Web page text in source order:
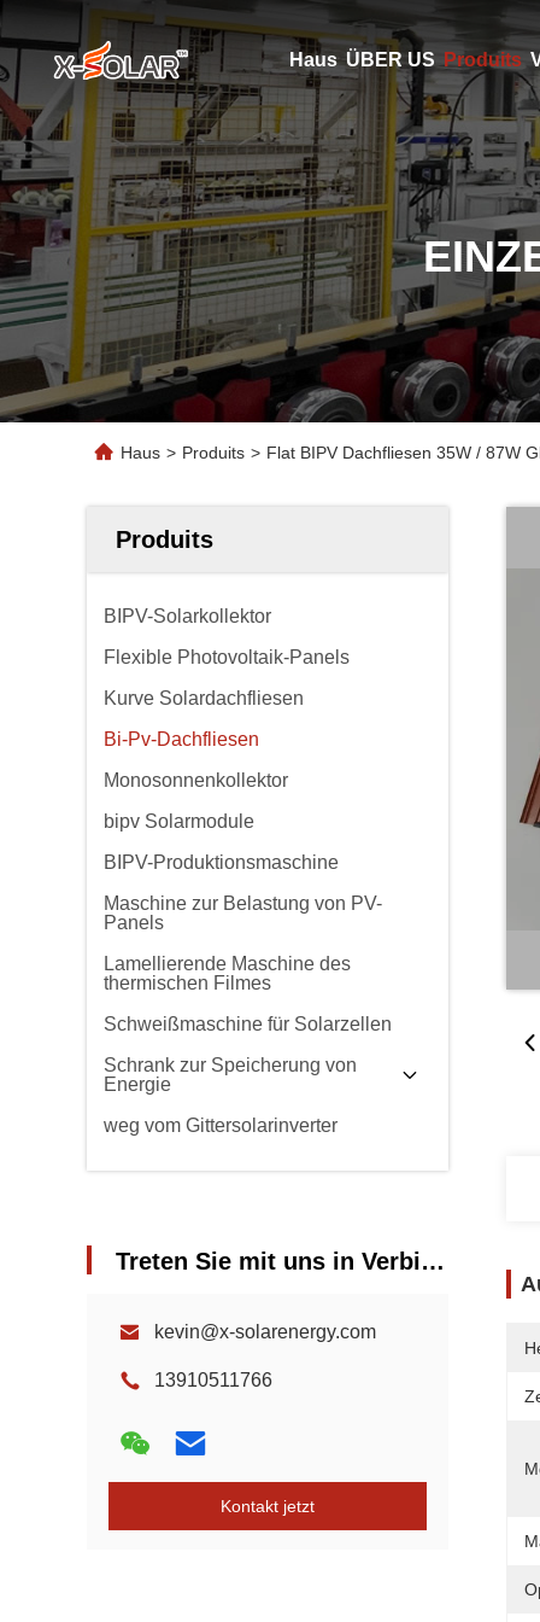
Haus ÜBER US Produits
Haus > Produits > Flat BIPV Dachfliesen 35W / 87W
Produits
BIPV-Solarkollektor
Flexible Photovoltaik-Panels
Kurve Solardachfliesen
Bi-Pv-Dachfliesen
Monosonnenkollektor
bipv Solarmodule
BIPV-Produktionsmaschine
Maschine zur Belastung von PV-
Panels
Lamellierende Maschine des
thermischen Filmes
Schweißmaschine für Solarzellen
Schrank zur Speicherung von
Energie
weg vom Gittersolarinverter
Treten Sie mit uns in Verbindung
kevin@x-solarenergy.com
13910511766
Kontakt jetzt